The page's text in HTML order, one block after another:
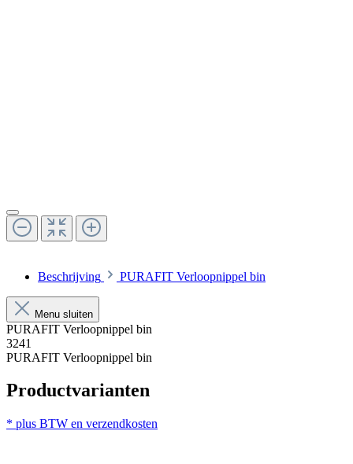
Beschrijving PURAFIT Verloopnippel bin
Menu sluiten
PURAFIT Verloopnippel bin
3241
PURAFIT Verloopnippel bin
Productvarianten
* plus BTW en verzendkosten